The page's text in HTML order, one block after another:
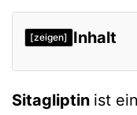
[zeigen] Inhalt
Das
Wirkungen
Sitagliptin ist